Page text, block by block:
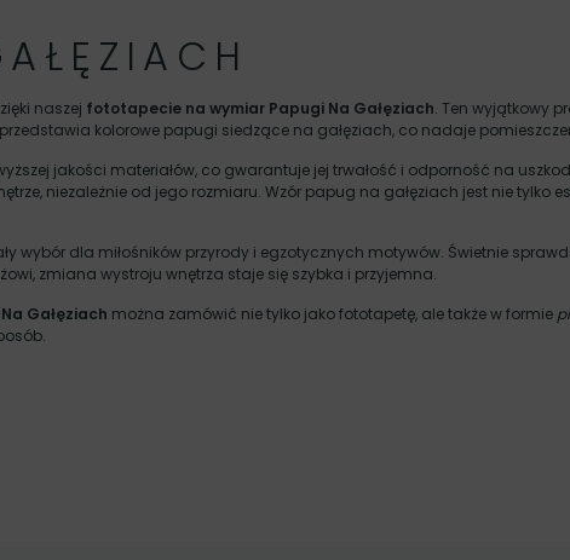
naszej fototapecie na wymiar Papugi Na Gałęziach. Ten wyjątkowy
kolorowe papugi siedzące na gałęziach, co nadaje
jakości materiałów, co gwarantuje jej trwałość i odporność na
niezależnie od jego rozmiaru. Wzór papug na gałęziach jest nie tylko
wybór dla miłośników przyrody i egzotycznych motywów. Świetnie
zmiana wystroju wnętrza staje się szybka i przyjemna.
Gałęziach można zamówić nie tylko jako fototapetę, ale także w formie